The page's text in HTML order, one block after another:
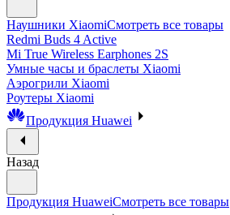
Наушники XiaomiСмотреть все товары
Redmi Buds 4 Active
Mi True Wireless Earphones 2S
Умные часы и браслеты Xiaomi
Аэрогрили Xiaomi
Роутеры Xiaomi
Продукция Huawei
Назад
Продукция HuaweiСмотреть все товары